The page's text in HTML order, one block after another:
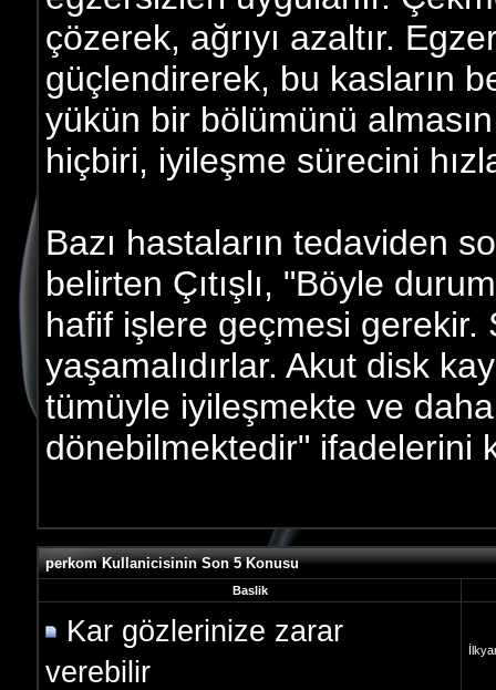
çözerek, ağrıyı azaltır.
güçlendirerek, bu kasların
yükün bir bölümünü
hiçbiri, iyileşme sürecini
Bazı hastaların tedaviden
belirten Çıtışlı, "Böyle
hafif işlere geçmesi gerekir.
yaşamalıdırlar. Akut disk
tümüyle iyileşmekte ve
dönebilmektedir" ifadelerini
perkom Kullanicisinin Son 5 Konusu
Baslik
Kar gözlerinize zarar
verebilir